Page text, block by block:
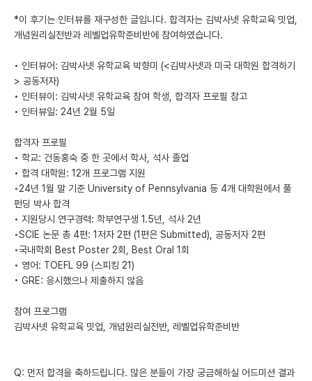
이벤트
이벤트
반도체 아카데미
*이 후기는 인터뷰를 재구성한 글입니다. 합격자는 김박사넷 유학교육 밋업,
개념원리실전반과 레벨업유학준비반에 참여하였습니다.
• 인터뷰어: 김박사넷 유학교육 박향미 (<김박사넷과 미국 대학원 합격하기
> 공동저자)
• 인터뷰이: 김박사넷 유학교육 참여 학생, 합격자 프로필 참고
• 인터뷰일: 24년 2월 5일
합격자 프로필
• 학교: 건동홍숙 중 한 곳에서 학사, 석사 졸업
• 합격 대학원: 12개 프로그램 지원
◦24년 1월 말 기준 University of Pennsylvania 등 4개 대학원에서 풀
펀딩 박사 합격
• 지원당시 연구경력: 학부연구생 1.5년, 석사 2년
◦SCIE 논문 총 4편: 1저자 2편 (1편은 Submitted), 공동저자 2편
◦국내학회 Best Poster 2회, Best Oral 1회
• 영어: TOEFL 99 (스피킹 21)
• GRE: 응시했으나 제출하지 않음
참여 프로그램
김박사넷 유학교육 밋업, 개념원리실전반, 레벨업유학준비반
Q: 먼저 합격을 축하드립니다. 많은 분들이 가장 궁금해하실 어드미션 결과